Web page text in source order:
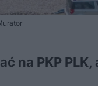
na PKP